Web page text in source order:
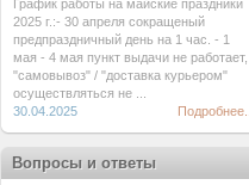
График работы на майские праздники
2025 г.:- 30 апреля сокращеный
предпраздничный день на 1 час. - 1
мая - 4 мая пункт выдачи не работает,
"самовывоз" / "доставка курьером"
осуществляться не ...
30.04.2025
Подробнее...
Вопросы и ответы